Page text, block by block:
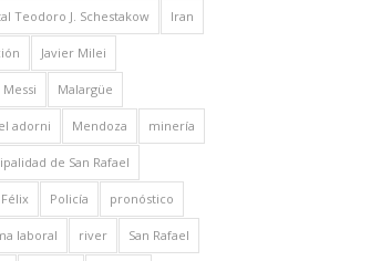
Teodoro J. Schestakow Iran
Javier Milei
Malargüe
adorni Mendoza minería
de San Rafael
Policía pronóstico
laboral river San Rafael